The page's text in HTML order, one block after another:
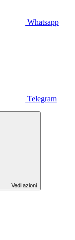
Whatsapp
Telegram
Vedi azioni